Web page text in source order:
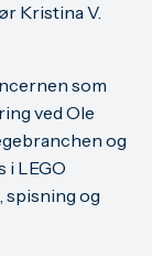
Kristina V.
som
ved Ole
og
i LEGO
og